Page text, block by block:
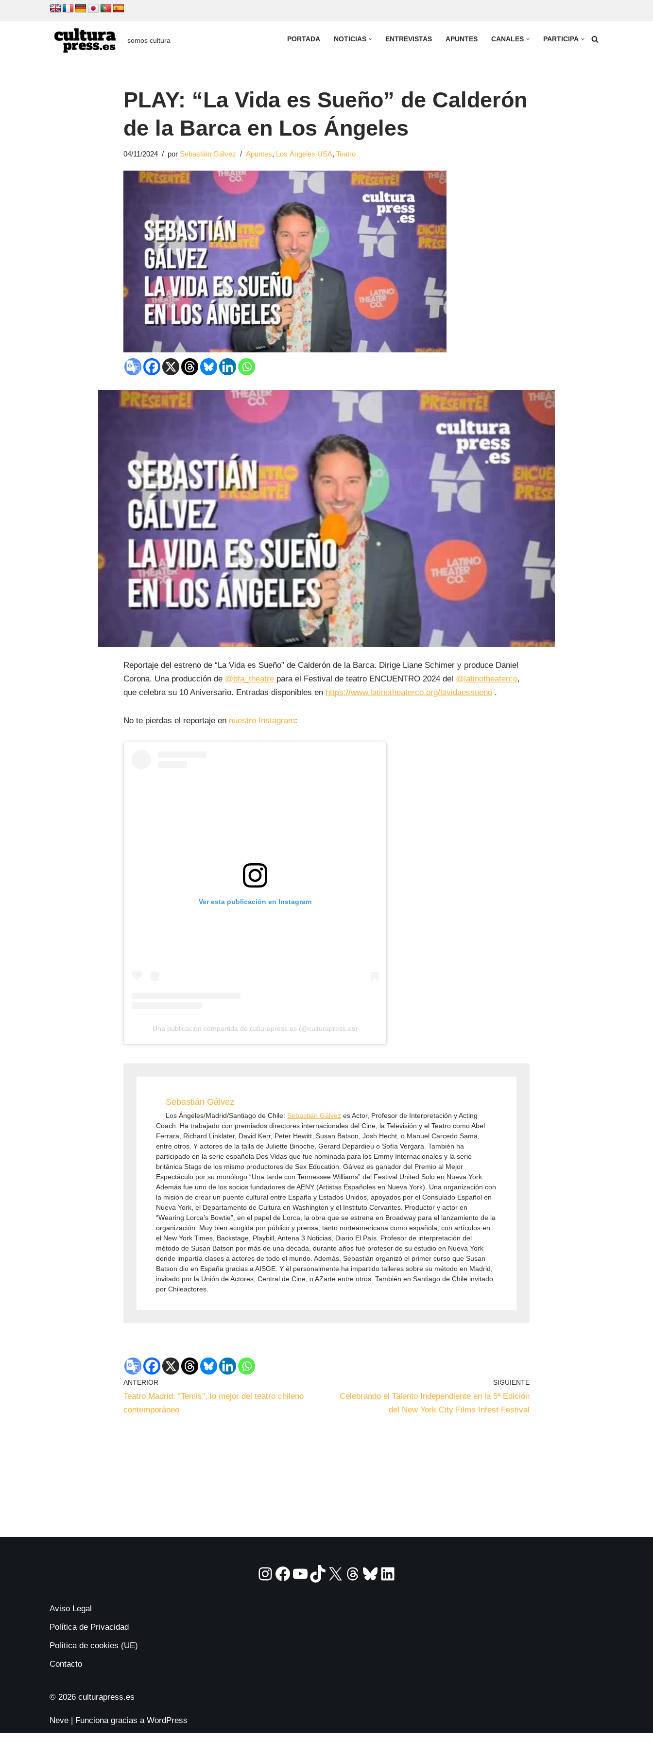
somos cultura PORTADA NOTICIAS ENTREVISTAS APUNTES CANALES PARTICIPA
PLAY: “La Vida es Sueño” de Calderón
de la Barca en Los Ángeles
04/11/2024 por Sebastián Gálvez Apuntes, Los Ángeles USA,Teatro
Reportaje del estreno de “La Vida es Sueño” de Calderón de la Barca. Dirige Liane Schimer y produce Daniel
Corona. Una producción de @bfa_theatre para el Festival de teatro ENCUENTRO 2024 del @latinotheaterco,
que celebra su 10 Aniversario. Entradas disponibles en https://www.latinotheaterco.org/lavidaessueno .
No te pierdas el reportaje en nuestro Instagram:
Ver esta publicación en Instagram
Una publicación compartida de culturapress.es (@culturapress.es)
Sebastián Gálvez
Los Ángeles/Madrid/Santiago de Chile: Sebastián Gálvez es Actor, Profesor de Interpretación y Acting
Coach. Ha trabajado con premiados directores internacionales del Cine, la Televisión y el Teatro comoAbel
Ferrara, Richard Linklater, David Kerr, Peter Hewitt, Susan Batson, Josh Hecht, o Manuel Carcedo Sama,
entre otros. Y actores de la talla de Juliette Binoche, Gerard Depardieu o Sofía Vergara. También ha
participado en la serie española Dos Vidas que fue nominada para los Emmy Internacionales y la serie
británica Stags de los mismo productores de Sex Education.Gálvez es ganador del Premio al Mejor
Espectáculo por su monólogo “Una tarde con Tennessee Williams” del Festival United Solo en Nueva York.
Además fue uno de los socios fundadores de AENY (Artistas Españoles en Nueva York). Una organización con
la misión de crear un puente cultural entre España y Estados Unidos, apoyados por el Consulado Español en
Nueva York, el Departamento de Cultura en Washington y el Instituto Cervantes. Productor y actor en
“Wearing Lorca’s Bowtie”, en el papel de Lorca, la obra que se estrena en Broadway para el lanzamiento de la
organización. Muy bien acogida por público y prensa, tanto norteamericana como española, con artículos en
el New York Times, Backstage, Playbill, Antena 3 Noticias, Diario El País. Profesor de interpretación del
método de Susan Batson por más de una década, durante años fué profesor de su estudio en Nueva York
donde impartía clases a actores de todo el mundo. Además, Sebastián organizó el primer curso que Susan
Batson dio en España gracias a AISGE. Y él personalmente ha impartido talleres sobre su método en Madrid,
invitado por la Unión de Actores, Central de Cine, o AZarte entre otros. También en Santiago de Chile invitado
por Chileactores.
ANTERIOR
Teatro Madrid: “Temis”, lo mejor del teatro chileno
contemporáneo
SIGUIENTE
Celebrando el Talento Independiente en la 5ª Edición
del New York City Films Infest Festival
Aviso Legal
Política de Privacidad
Política de cookies (UE)
Contacto
© 2026 culturapress.es
Neve | Funciona gracias a WordPress